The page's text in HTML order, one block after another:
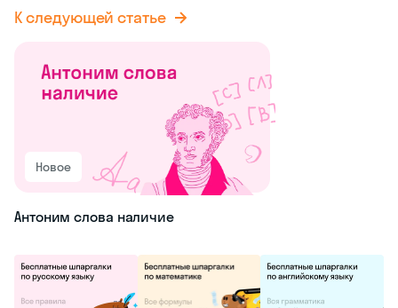
К следующей статье
Новое
Антоним слова наличие